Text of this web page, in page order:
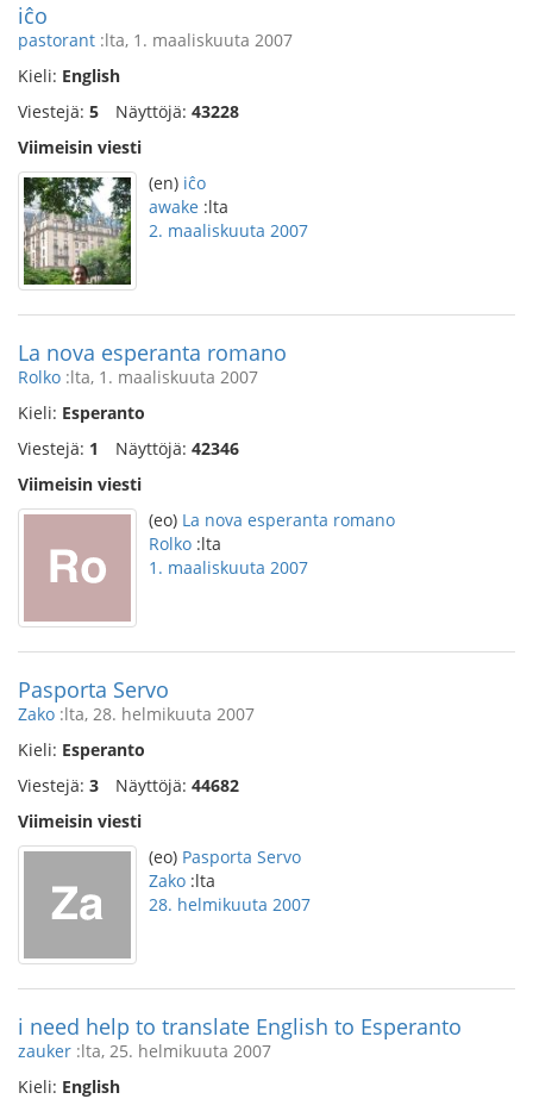
iĉo
pastorant :lta, 1. maaliskuuta 2007
Kieli: English
Viestejä: 5 Näyttöjä: 43228
Viimeisin viesti
(en) iĉo
awake :lta
2. maaliskuuta 2007
La nova esperanta romano
Rolko :lta, 1. maaliskuuta 2007
Kieli: Esperanto
Viestejä: 1 Näyttöjä: 42346
Viimeisin viesti
(eo) La nova esperanta romano
Rolko :lta
1. maaliskuuta 2007
Pasporta Servo
Zako :lta, 28. helmikuuta 2007
Kieli: Esperanto
Viestejä: 3 Näyttöjä: 44682
Viimeisin viesti
(eo) Pasporta Servo
Zako :lta
28. helmikuuta 2007
i need help to translate English to Esperanto
zauker :lta, 25. helmikuuta 2007
Kieli: English